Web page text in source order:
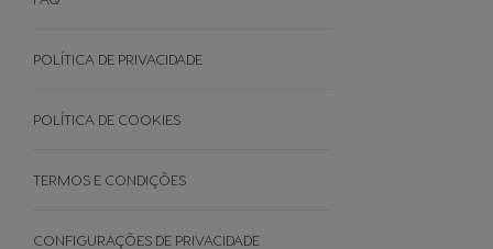
EVENTOS
Black Friday
Garantias
Promoções
SOBRE
POLÍTICA DE PRIVACIDADE
POLÍTICA DE COOKIES
TERMOS E CONDIÇÕES
CONFIGURAÇÕES DE PRIVACIDADE